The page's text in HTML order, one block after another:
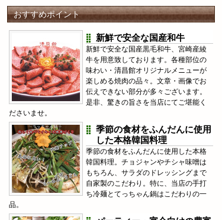
おすすめポイント
新鮮で安全な国産和牛
新鮮で安全な国産黒毛和牛、宮崎産綾
牛を用意致しております。各種部位の
味わい・清昌館オリジナルメニューが
楽しめる焼肉の品々。文章・画像でお
伝えできない部分が多々ございます。
是非、驚きの旨さを当店にてご堪能く
ださいませ。
季節の食材をふんだんに使用
した本格韓国料理
季節の食材をふんだんに使用した本格
韓国料理。チョジャンやチシャ味噌は
もちろん、サラダのドレッシングまで
自家製のこだわり。特に、当店の手打
ち冷麺とてっちゃん鍋はこだわりの一
品。